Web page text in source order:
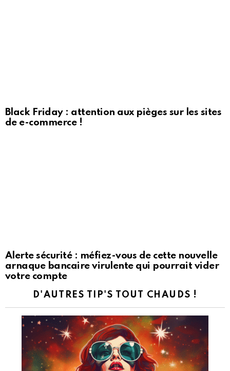
Black Friday : attention aux pièges sur les sites
de e-commerce !
Alerte sécurité : méfiez-vous de cette nouvelle
arnaque bancaire virulente qui pourrait vider
votre compte
D'AUTRES TIP'S TOUT CHAUDS !